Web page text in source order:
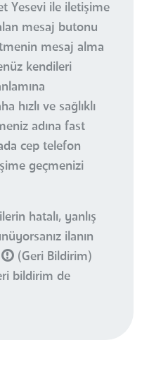
Yesevi ile iletişime
mesaj butonu
mesaj alma
kendileri
hızlı ve sağlıklı
adına fast
cep telefon
geçmenizi
hatalı, yanlış
ilanın
(Geri Bildirim)
bildirim de